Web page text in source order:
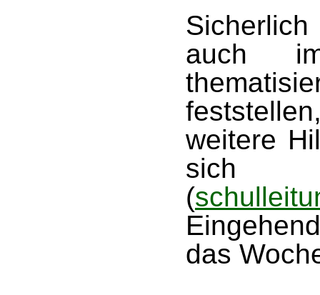
auch
weitere
sich
(
das